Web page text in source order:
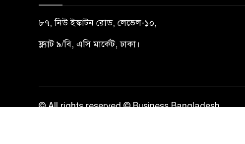
৮৭, নিউ ইস্কাটন রোড, লেভেল-১০,
ফ্ল্যাট ৯/বি, এসি মার্কেট, ঢাকা।
© All rights reserved © Business Bangladesh